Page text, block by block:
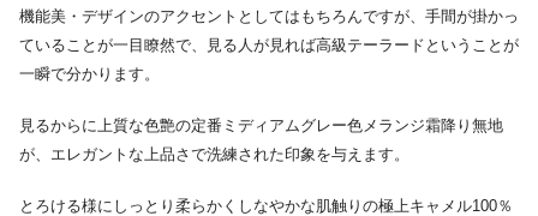
機能美・デザインのアクセントとしてはもちろんですが、手間が掛かっ
ていることが一目瞭然で、見る人が見れば高級テーラードということが
一瞬で分かります。
見るからに上質な色艶の定番ミディアムグレー色メランジ霜降り無地
が、エレガントな上品さで洗練された印象を与えます。
とろける様にしっとり柔らかくしなやかな肌触りの極上キャメル100％